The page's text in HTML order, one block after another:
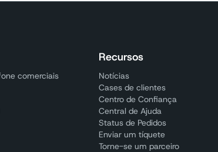
comerciais
Recursos
Notícias
Cases de clientes
Centro de Confiança
Central de Ajuda
Status de Pedidos
Enviar um tíquete
Torne-se um parceiro